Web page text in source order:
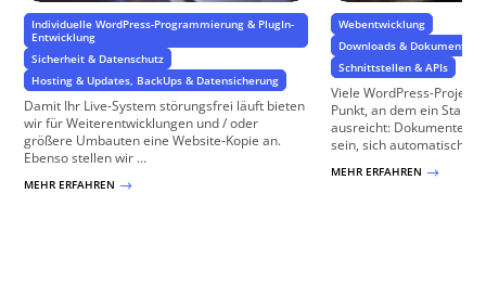
Individuelle WordPress-Programmierung & PlugIn-
Entwicklung
Sicherheit & Datenschutz
Hosting & Updates, BackUps & Datensicherung
Damit Ihr Live-System störungsfrei läuft bieten
wir für Weiterentwicklungen und / oder
größere Umbauten eine Website-Kopie an.
Ebenso stellen wir ...
MEHR ERFAHREN $
Webentwicklung
Downloads &
Schnittstellen & APIs
Viele WordPress-
Punkt, an dem ein
ausreicht: Dokumente
sein, sich automatisch
MEHR ERFAHREN $